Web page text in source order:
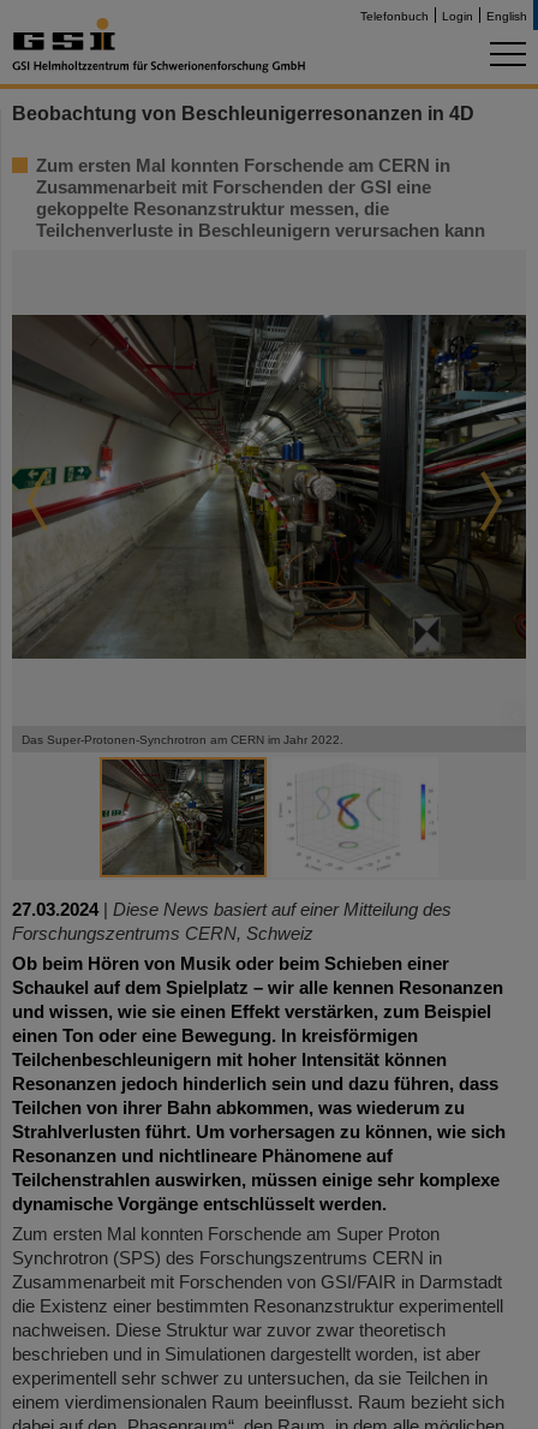
Telefonbuch Login English
Beobachtung von Beschleunigerresonanzen in 4D
Zum ersten Mal konnten Forschende am CERN in
Zusammenarbeit mit Forschenden der GSI eine
gekoppelte Resonanzstruktur messen, die
Teilchenverluste in Beschleunigern verursachen kann
Das Super-Protonen-Synchrotron am CERN im Jahr 2022.
27.03.2024| Diese News basiert auf einer Mitteilung des
Forschungszentrums CERN, Schweiz
Ob beim Hören von Musik oder beim Schieben einer
Schaukel auf dem Spielplatz – wir alle kennen Resonanzen
und wissen, wie sie einen Effekt verstärken, zum Beispiel
einen Ton oder eine Bewegung. In kreisförmigen
Teilchenbeschleunigern mit hoher Intensität können
Resonanzen jedoch hinderlich sein und dazu führen, dass
Teilchen von ihrer Bahn abkommen, was wiederum zu
Strahlverlusten führt. Um vorhersagen zu können, wie sich
Resonanzen und nichtlineare Phänomene auf
Teilchenstrahlen auswirken, müssen einige sehr komplexe
dynamische Vorgänge entschlüsselt werden.
Zum ersten Mal konnten Forschende am Super Proton
Synchrotron (SPS) des Forschungszentrums CERN in
Zusammenarbeit mit Forschenden von GSI/FAIR in Darmstadt
die Existenz einer bestimmten Resonanzstruktur experimentell
nachweisen. Diese Struktur war zuvor zwar theoretisch
beschrieben und in Simulationen dargestellt worden, ist aber
experimentell sehr schwer zu untersuchen, da sie Teilchen in
einem vierdimensionalen Raum beeinflusst. Raum bezieht sich